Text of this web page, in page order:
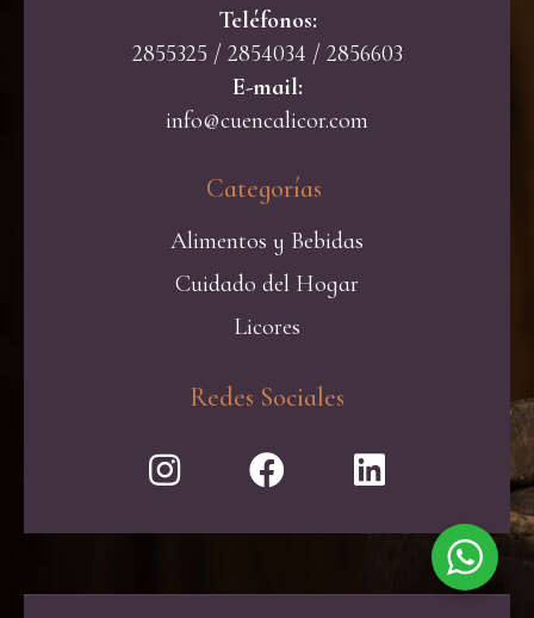
Teléfonos:
2855325 / 2854034 / 2856603
E-mail:
info@cuencalicor.com
Categorías ​
Alimentos y Bebidas
Cuidado del Hogar
Licores
Redes Sociales